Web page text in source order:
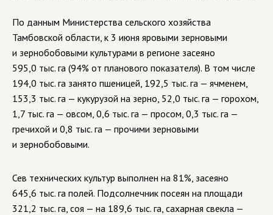
По данным Министерства сельского хозяйства
Тамбовской области, к 3 июня яровыми зерновыми
и зернобобовыми культурами в регионе засеяно
595,0 тыс. га (94% от планового показателя). В том числе
194,0 тыс. га занято пшеницей, 192,5 тыс. га — ячменем,
153,3 тыс. га — кукурузой на зерно, 52,0 тыс. га — горохом,
1,7 тыс. га — овсом, 0,6 тыс. га — просом, 0,3 тыс. га —
гречихой и 0,8 тыс. га — прочими зерновыми
и зернобобовыми.
Сев технических культур выполнен на 81%, засеяно
645,6 тыс. га полей. Подсолнечник посеян на площади
321,2 тыс. га, соя — на 189,6 тыс. га, сахарная свекла —